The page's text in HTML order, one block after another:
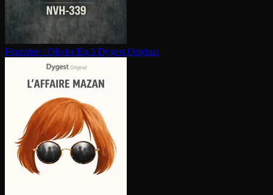
Fourniret / Olivier Ep.3 Dygest Original